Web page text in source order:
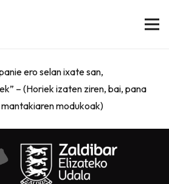
ero selan ixate san,
– (Horiek izaten ziren, bai, pana
modukoak)